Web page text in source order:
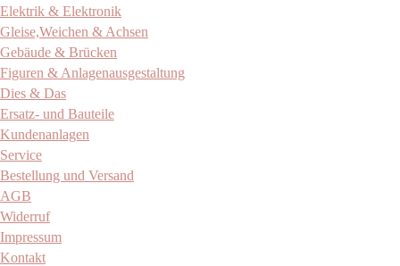
Elektrik & Elektronik
Gleise,Weichen & Achsen
Gebäude & Brücken
Figuren & Anlagenausgestaltung
Dies & Das
Ersatz- und Bauteile
Kundenanlagen
Service
Bestellung und Versand
AGB
Widerruf
Impressum
Kontakt